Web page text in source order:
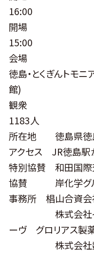
16:00
開場
15:00
会場
徳島・とくぎんトモ
館)
観衆
1183人
所在地 徳島県徳
アクセス JR徳島駅
特別協賛 和田国際
協賛 岸化学グル
事務所 椙山合資会
株式会社イレ
ーヴ グロリアス製
株式会社数